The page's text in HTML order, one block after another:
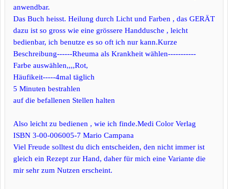
anwendbar.
Das Buch heisst. Heilung durch Licht und Farben , das GERÄT
dazu ist so gross wie eine grössere Handdusche , leicht
bedienbar, ich benutze es so oft ich nur kann.Kurze
Beschreibung------Rheuma als Krankheit wählen-----------
Farbe auswählen,,,,Rot,
Häufikeit-----4mal täglich
5 Minuten bestrahlen
auf die befallenen Stellen halten
Also leicht zu bedienen , wie ich finde.Medi Color Verlag
ISBN 3-00-006005-7 Mario Campana
Viel Freude solltest du dich entscheiden, den nicht immer ist
gleich ein Rezept zur Hand, daher für mich eine Variante die
mir sehr zum Nutzen erscheint.